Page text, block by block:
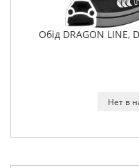
Обід DRAGON LINE,
Нет в